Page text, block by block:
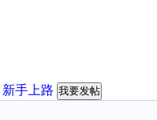
新手上路 我要发帖